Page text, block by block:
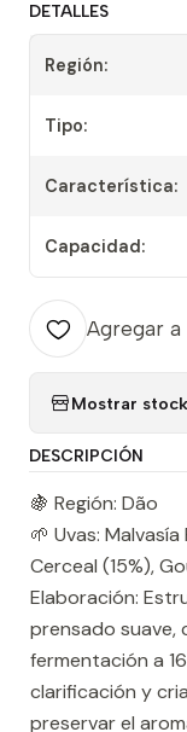
DETALLES
Región:
Tipo:
Característica:
Capacidad:
Agregar
Mostrar
DESCRIPCIÓN
🍇 Región: Dão
🌱 Uvas:
Cerceal (15%),
Elaboración:
prensado suave,
fermentación a
clarificación y
preservar el